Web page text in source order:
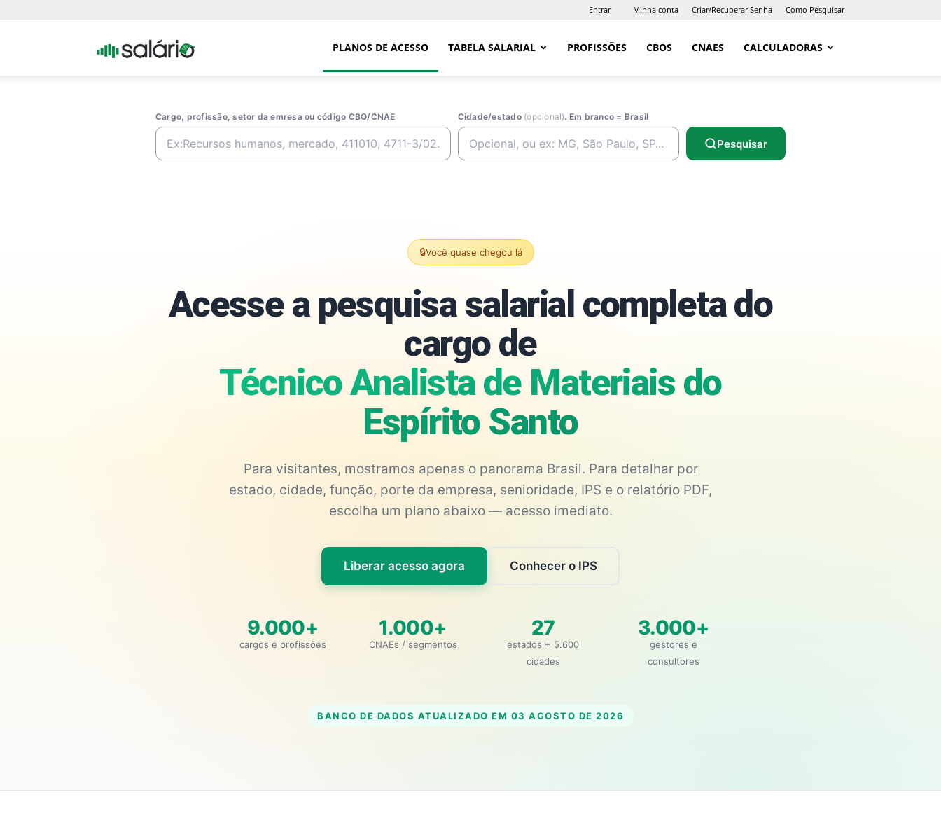
Entrar Minha conta Criar/Recuperar Senha Como Pesquisar
Portal PLANOS DE ACESSO TABELA SALARIAL PROFISSÕES CBOS CNAES CALCULADORAS
Cargo, profissão, setor da emresa ou código CBO/CNAE Cidade/estado (opcional). Em branco = Brasil
Pesquisar
🔒Você quase chegou lá
Acesse a pesquisa salarial completa do
cargo de
Técnico Analista de Materiais do
Espírito Santo
Para visitantes, mostramos apenas o panorama Brasil. Para detalhar por
estado, cidade, função, porte da empresa, senioridade, IPS e o relatório PDF,
escolha um plano abaixo — acesso imediato.
Liberar acesso agora Conhecer o IPS
9.000+
cargos e profissões
1.000+
CNAEs / segmentos
27
estados + 5.600
cidades
3.000+
gestores e
consultores
BANCO DE DADOS ATUALIZADO EM 03 AGOSTO DE 2026